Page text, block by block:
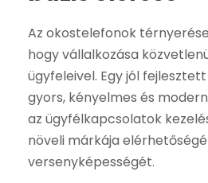
Az okostelefonok
hogy vállalkozása
ügyfeleivel. Egy jól
gyors, kényelmes és
az ügyfélkapcsolatok
növeli márkája
versenyképességét.